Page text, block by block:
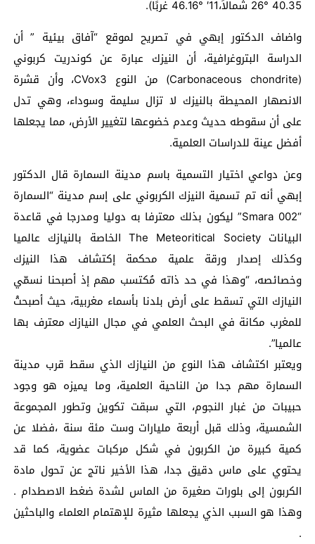
26° 40.35 شمالاً،11′ °46.16 غربًا).
واضاف الدكتور إبهي في تصريح لموقع “آفاق بيئية ” أن
الدراسة البتروغرافية، أن النيزك عبارة عن كوندريت كربوني
(Carbonaceous chondrite) من النوع CVox3، وأن قشرة
الانصهار المحيطة بالنيزك لا تزال سليمة وسوداء، وهي تدل
على أن سقوطه حديث وعدم خضوعها لتغيير الأرض، مما يجعلها
أفضل عينة للدراسات العلمية.
وعن دواعي اختيار التسمية باسم مدينة السمارة قال الدكتور
إبهي أنه تم تسمية النيزك الكربوني على إسم مدينة “السمارة
“Smara 002” ليكون بذلك معترفا به دوليا ومدرجا في قاعدة
البيانات The Meteoritical Society الخاصة بالنيازك عالميا
وكذلك إصدار ورقة علمية محكمة إكتشاف هذا النيزك
وخصائصه، “وهذا في حد ذاته مُكتسب مهم إذ أصبحنا نسمّي
النيازك التي تسقط على أرض بلدنا بأسماء مغربية، حيث أصبحتْ
للمغرب مكانة في البحث العلمي في مجال النيازك معترف بها
عالميا”.
ويعتبر اكتشاف هذا النوع من النيازك الذي سقط قرب مدينة
السمارة مهم جدا من الناحية العلمية، وما يميزه هو وجود
حبيبات من غبار النجوم، التي سبقت تكوين وتطور المجموعة
الشمسية، وذلك قبل أربعة مليارات وست مئة سنة ،فضلا عن
كمية كبيرة من الكربون في شكل مركبات عضوية، كما قد
يحتوي على ماس دقيق جدا، هذا الأخير ناتج عن تحول مادة
الكربون إلى بلورات صغيرة من الماس لشدة ضغط الاصطدام .
وهذا هو السبب الذي يجعلها مثيرة للإهتمام العلماء والباحثين
.